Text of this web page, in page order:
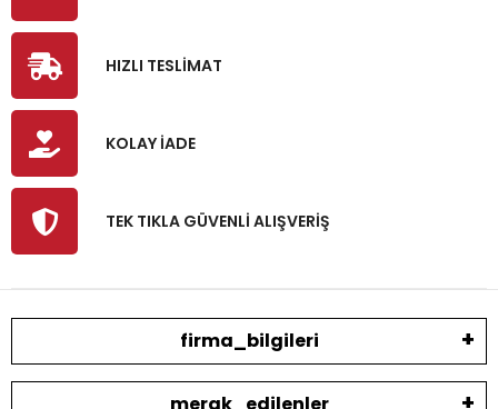
HIZLI TESLİMAT
KOLAY İADE
TEK TIKLA GÜVENLİ ALIŞVERİŞ
firma_bilgileri